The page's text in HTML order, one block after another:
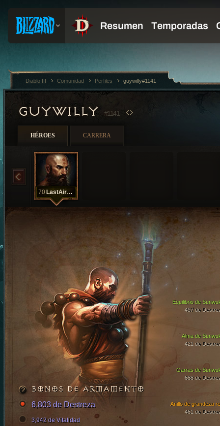
GUYWILLY #1141
HÉROES CARRERA
70 LastAirBendr
Alma de
421 de
Garras de
688 de
Equilibrio de
497 de
Anillo de grandeza
461 de
BONOS DE ARMAMENTO
6,803 de Destreza
3,942 de Vitalidad
Diablo III Comunidad Perfiles guywilly#1141